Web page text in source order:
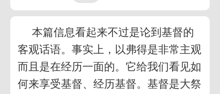
本篇信息看起来不过是论到基督的
客观话语。事实上，以弗得是非常主观
而且是在经历一面的。它给我们看见如
何来享受基督、经历基督。基督是大祭